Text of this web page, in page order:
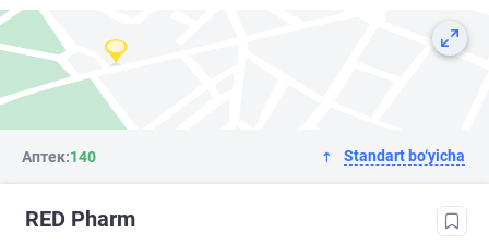
Аптек:140 Standart bo‘yicha
RED Pharm